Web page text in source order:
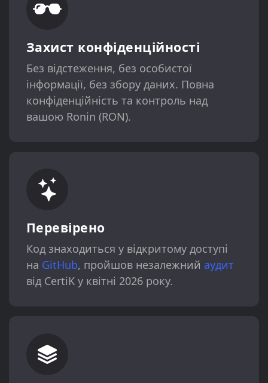
Захист конфіденційності
Без відстеження, без особистої
інформації, без збору даних. Повна
конфіденційність та контроль над
вашою Ronin (RON).
Перевірено
Код знаходиться у відкритому доступі
на GitHub, пройшов незалежний аудит
від CertiK у квітні 2026 року.